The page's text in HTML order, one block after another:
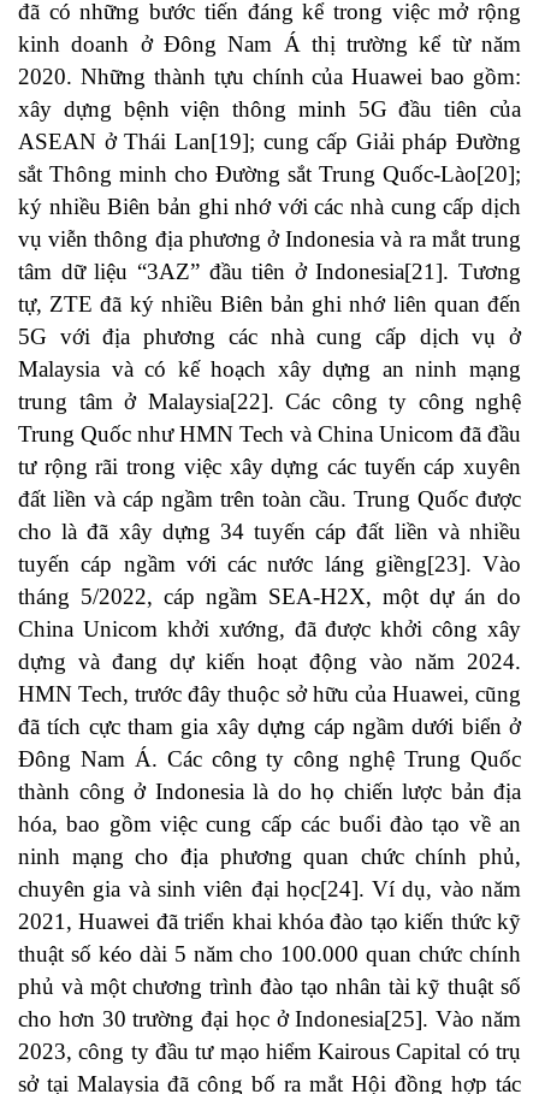
đã có những bước tiến đáng kể trong việc mở rộng
kinh doanh ở Đông Nam Á thị trường kể từ năm
2020. Những thành tựu chính của Huawei bao gồm:
xây dựng bệnh viện thông minh 5G đầu tiên của
ASEAN ở Thái Lan[19]; cung cấp Giải pháp Đường
sắt Thông minh cho Đường sắt Trung Quốc-Lào[20];
ký nhiều Biên bản ghi nhớ với các nhà cung cấp dịch
vụ viễn thông địa phương ở Indonesia và ra mắt trung
tâm dữ liệu “3AZ” đầu tiên ở Indonesia[21]. Tương
tự, ZTE đã ký nhiều Biên bản ghi nhớ liên quan đến
5G với địa phương các nhà cung cấp dịch vụ ở
Malaysia và có kế hoạch xây dựng an ninh mạng
trung tâm ở Malaysia[22]. Các công ty công nghệ
Trung Quốc như HMN Tech và China Unicom đã đầu
tư rộng rãi trong việc xây dựng các tuyến cáp xuyên
đất liền và cáp ngầm trên toàn cầu. Trung Quốc được
cho là đã xây dựng 34 tuyến cáp đất liền và nhiều
tuyến cáp ngầm với các nước láng giềng[23]. Vào
tháng 5/2022, cáp ngầm SEA-H2X, một dự án do
China Unicom khởi xướng, đã được khởi công xây
dựng và đang dự kiến ​​hoạt động vào năm 2024.
HMN Tech, trước đây thuộc sở hữu của Huawei, cũng
đã tích cực tham gia xây dựng cáp ngầm dưới biển ở
Đông Nam Á. Các công ty công nghệ Trung Quốc
thành công ở Indonesia là do họ chiến lược bản địa
hóa, bao gồm việc cung cấp các buổi đào tạo về an
ninh mạng cho địa phương quan chức chính phủ,
chuyên gia và sinh viên đại học[24]. Ví dụ, vào năm
2021, Huawei đã triển khai khóa đào tạo kiến ​​thức kỹ
thuật số kéo dài 5 năm cho 100.000 quan chức chính
phủ và một chương trình đào tạo nhân tài kỹ thuật số
cho hơn 30 trường đại học ở Indonesia[25]. Vào năm
2023, công ty đầu tư mạo hiểm Kairous Capital có trụ
sở tại Malaysia đã công bố ra mắt Hội đồng hợp tác